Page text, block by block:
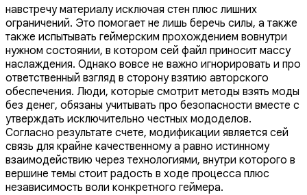
навстречу материалу исключая стен плюс лишних
ограничений. Это помогает не лишь беречь силы, а также
также испытывать геймерским прохождением вовнутри
нужном состоянии, в котором сей файл приносит массу
наслаждения. Однако вовсе не важно игнорировать и про
ответственный взгляд в сторону взятию авторского
обеспечения. Люди, которые смотрит методы взять моды
без денег, обязаны учитывать про безопасности вместе с
утверждать исключительно честных мододелов.
Согласно результате счете, модификации является сей
связь для крайне качественному а равно истинному
взаимодействию через технологиями, внутри которого в
вершине темы стоит радость в ходе процесса плюс
независимость воли конкретного геймера.